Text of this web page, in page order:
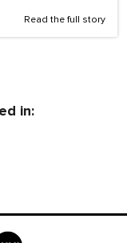
Read the full story
in: